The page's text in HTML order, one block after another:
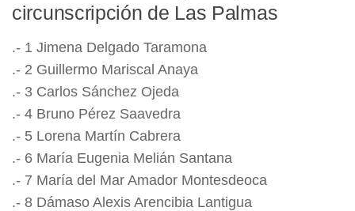
circunscripción de Las Palmas
.- 1 Jimena Delgado Taramona
.- 2 Guillermo Mariscal Anaya
.- 3 Carlos Sánchez Ojeda
.- 4 Bruno Pérez Saavedra
.- 5 Lorena Martín Cabrera
.- 6 María Eugenia Melián Santana
.- 7 María del Mar Amador Montesdeoca
.- 8 Dámaso Alexis Arencibia Lantigua